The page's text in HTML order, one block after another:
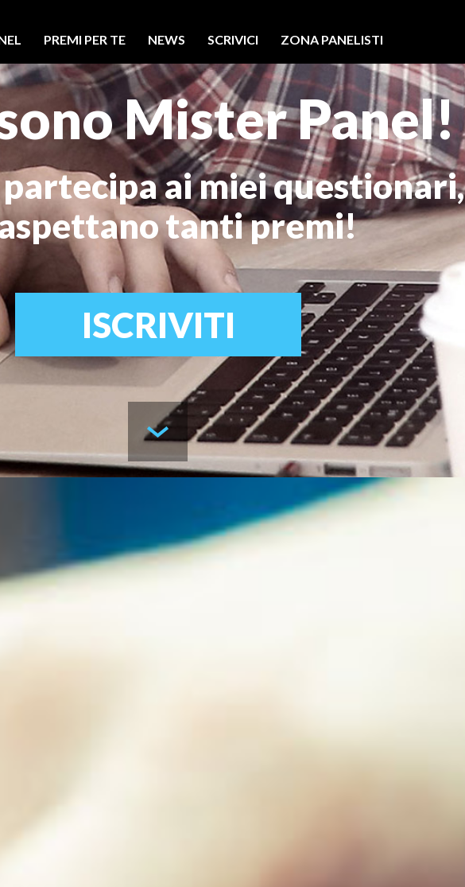
PREMI PER TE NEWS SCRIVICI ZONA PANELISTI
Mister Panel!
ai miei questionari,
tanti premi!
ISCRIVITI